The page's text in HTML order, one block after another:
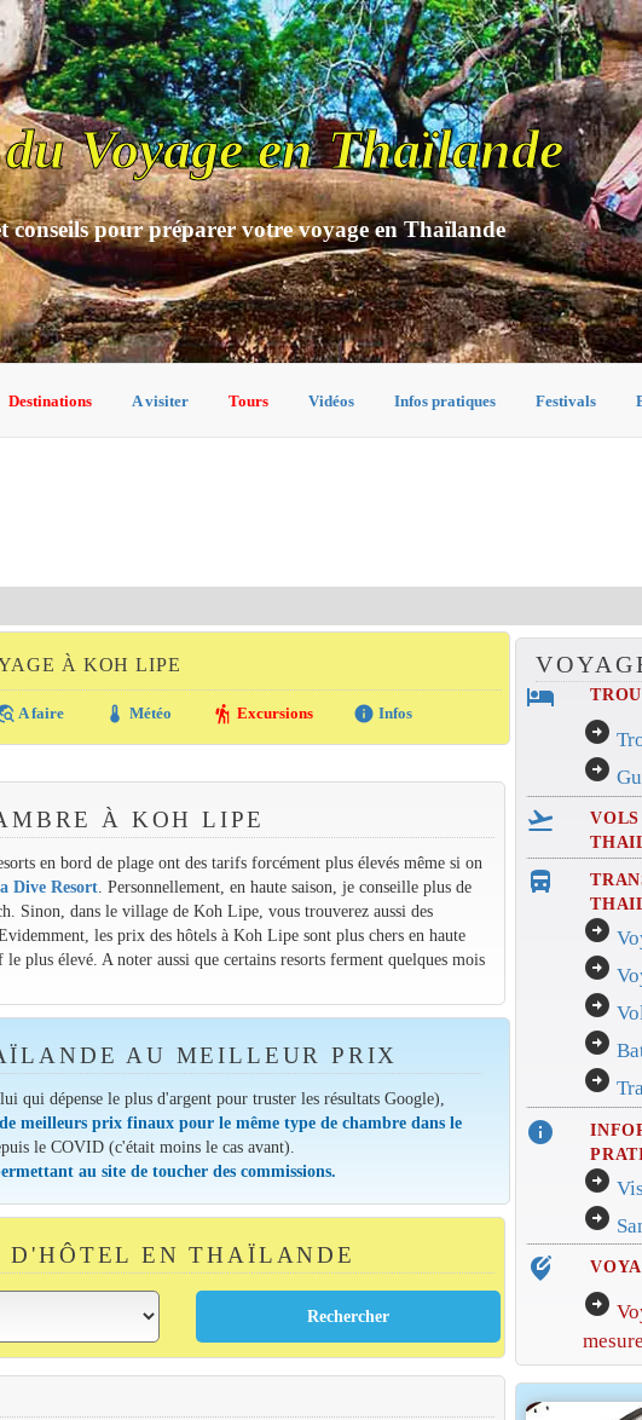
Voyage en Thaïlande
conseils pour préparer votre voyage en Thaïlande
Destinations A visiter Tours Vidéos Infos pratiques Festivals
À KOH LIPE
A faire thermostat Météo hiking Excursions info Infos
À KOH LIPE
en bord de plage ont des tarifs forcément plus élevés même si on
Dive Resort. Personnellement, en haute saison, je conseille plus de
Sinon, dans le village de Koh Lipe, vous trouverez aussi des
les prix des hôtels à Koh Lipe sont plus chers en haute
plus élevé. A noter aussi que certains resorts ferment quelques mois
AU MEILLEUR PRIX
qui dépense le plus d'argent pour truster les résultats Google),
meilleurs prix finaux pour le même type de chambre dans le
le COVID (c'était moins le cas avant).
au site de toucher des commissions.
D'HÔTEL EN THAÏLANDE
hotel
arrow_circle_right
arrow_circle_right
flight_takeoff
directions_bus_filled
arrow_circle_right
arrow_circle_right
arrow_circle_right
arrow_circle_right
arrow_circle_right
info
arrow_circle_right
arrow_circle_right
edit_location_alt
arrow_circle_right
mesure